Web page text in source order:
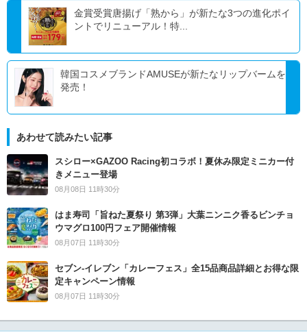
金賞受賞唐揚げ「熟から」が新たな3つの進化ポイ
ントでリニューアル！特...
韓国コスメブランドAMUSEが新たなリップバームを
発売！
あわせて読みたい記事
スシロー×GAZOO Racing初コラボ！夏休み限定ミニカー付
きメニュー登場
08月08日 11時30分
はま寿司「旨ねた夏祭り 第3弾」大葉ニンニク香るビンチョ
ウマグロ100円フェア開催情報
08月07日 11時30分
セブン‐イレブン「カレーフェス」全15品商品詳細とお得な限
定キャンペーン情報
08月07日 11時30分